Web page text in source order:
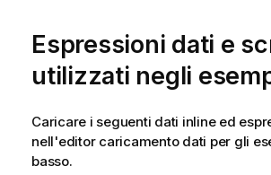
Espressioni dati e
utilizzati negli
Caricare i seguenti dati inline ed
nell'editor caricamento dati per gli
basso.